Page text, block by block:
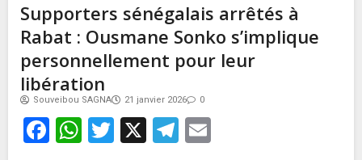
Supporters sénégalais arrêtés à
Rabat : Ousmane Sonko s’implique
personnellement pour leur
libération
Souveibou SAGNA 21 janvier 2026 0
Facebook
WhatsApp
Twitter
X Telegram